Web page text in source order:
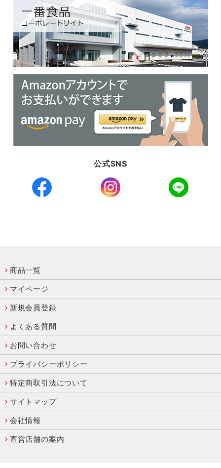
公式SNS
商品一覧
マイページ
新規会員登録
よくある質問
お問い合わせ
プライバシーポリシー
特定商取引法について
サイトマップ
会社情報
直営店舗の案内